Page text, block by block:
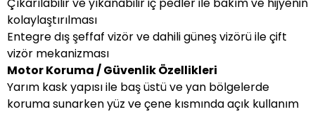
kolaylaştırılması
Entegre dış şeffaf vizör ve dahili güneş vizörü ile çift
vizör mekanizması
Motor Koruma / Güvenlik Özellikleri
Yarım kask yapısı ile baş üstü ve yan bölgelerde
koruma sunarken yüz ve çene kısmında açık kullanım